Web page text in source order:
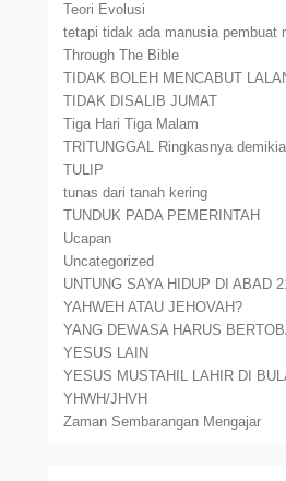
Teori Evolusi
tetapi tidak ada manusia pembuat
Through The Bible
TIDAK BOLEH MENCABUT
TIDAK DISALIB JUMAT
Tiga Hari Tiga Malam
TRITUNGGAL Ringkasnya
TULIP
tunas dari tanah kering
TUNDUK PADA PEMERINTAH
Ucapan
Uncategorized
UNTUNG SAYA HIDUP DI ABAD
YAHWEH ATAU JEHOVAH?
YANG DEWASA HARUS
YESUS LAIN
YESUS MUSTAHIL LAHIR DI
YHWH/JHVH
Zaman Sembarangan Mengajar